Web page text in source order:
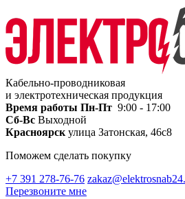
Кабельно-проводниковая
и электротехническая продукция
Время работы Пн-Пт 9:00 - 17:00
Сб-Вс Выходной
Красноярск улица Затонская, 46с8
Поможем сделать покупку
+7 391 278-76-76
Перезвоните мне